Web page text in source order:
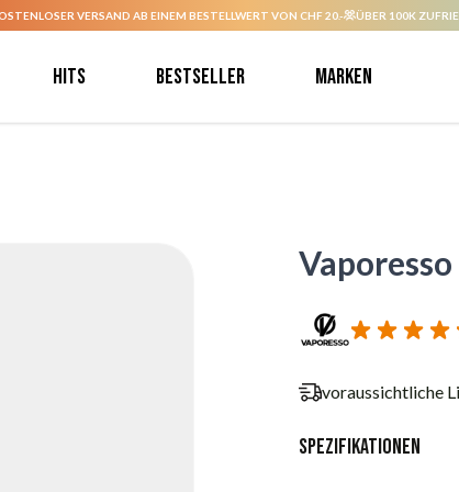
VERSAND AB EINEM BESTELLWERT VON CHF 20.- ÜBER 100K
Hits Bestseller Marken
voraussichtliche
Spezifikationen